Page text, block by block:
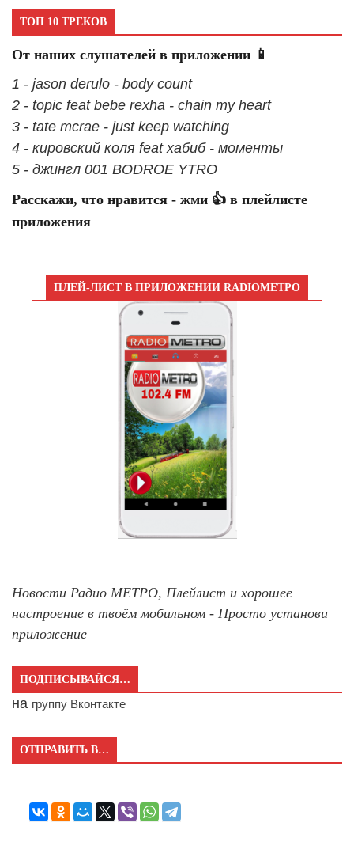
ТОП 10 ТРЕКОВ
От наших слушателей в приложении 📱
1 - jason derulo - body count
2 - topic feat bebe rexha - chain my heart
3 - tate mcrae - just keep watching
4 - кировский коля feat хабиб - моменты
5 - джингл 001 BODROE YTRO
Расскажи, что нравится - жми 👍 в плейлисте
приложения
ПЛЕЙ-ЛИСТ В ПРИЛОЖЕНИИ RADIOМЕТРО
Новости Радио МЕТРО, Плейлист и хорошее
настроение в твоём мобильном - Просто установи
приложение
ПОДПИСЫВАЙСЯ…
на группу Вконтакте
ОТПРАВИТЬ В…